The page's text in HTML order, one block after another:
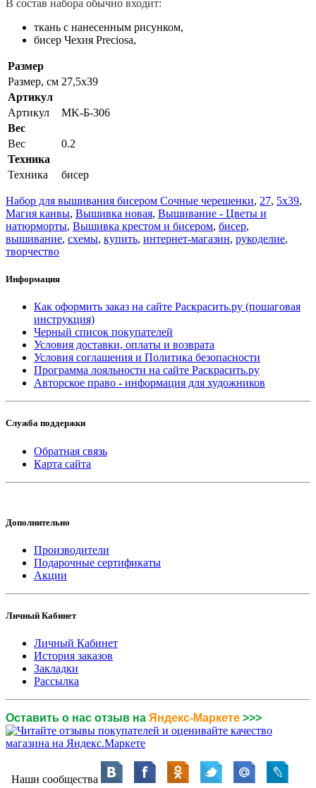
В состав набора обычно входит:
ткань с нанесенным рисунком,
бисер Чехия Preciosa,
Размер
Размер, см 27,5x39
Артикул
Артикул
MK-Б-306
Вес
Вес
0.2
Техника
Техника
бисер
Набор для вышивания бисером Сочные черешенки, 27, 5x39,
Магия канвы, Вышивка новая, Вышивание - Цветы и
натюрморты, Вышивка крестом и бисером, бисер,
вышивание, схемы, купить, интернет-магазин, рукоделие,
творчество
Информация
Как оформить заказ на сайте Раскрасить.ру (пошаговая
инструкция)
Черный список покупателей
Условия доставки, оплаты и возврата
Условия соглашения и Политика безопасности
Программа лояльности на сайте Раскрасить.ру
Авторское право - информация для художников
Служба поддержки
Обратная связь
Карта сайта
Дополнительно
Производители
Подарочные сертификаты
Акции
Личный Кабинет
Личный Кабинет
История заказов
Закладки
Рассылка
Оставить о нас отзыв на Яндекс-Маркете >>>
Наши сообщества